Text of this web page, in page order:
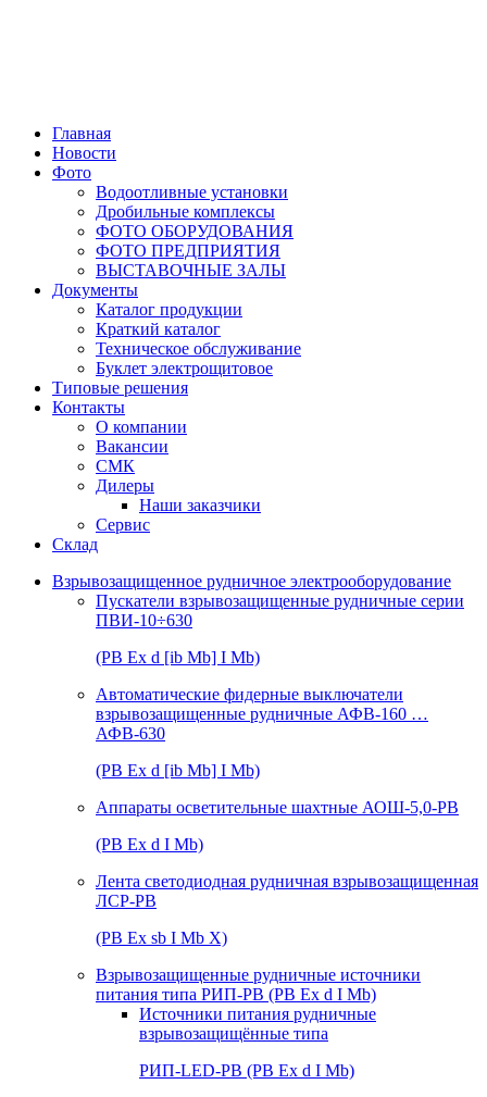
Главная
Новости
Фото
Водоотливные установки
Дробильные комплексы
ФОТО ОБОРУДОВАНИЯ
ФОТО ПРЕДПРИЯТИЯ
ВЫСТАВОЧНЫЕ ЗАЛЫ
Документы
Каталог продукции
Краткий каталог
Техническое обслуживание
Буклет электрощитовое
Типовые решения
Контакты
О компании
Вакансии
СМК
Дилеры
Наши заказчики
Сервис
Склад
Взрывозащищенное рудничное электрооборудование
Пускатели взрывозащищенные рудничные серии
ПВИ-10÷630
(РВ Ex d [ib Mb] I Mb)
Автоматические фидерные выключатели
взрывозащищенные рудничные АФВ-160 …
АФВ-630
(РВ Ex d [ib Mb] I Mb)
Аппараты осветительные шахтные АОШ-5,0-РВ
(РВ Ex d I Mb)
Лента светодиодная рудничная взрывозащищенная
ЛСР-РВ
(РВ Ex sb I Mb Х)
Взрывозащищенные рудничные источники
питания типа РИП-РВ (РВ Ex d I Mb)
Источники питания рудничные
взрывозащищённые типа
РИП-LED-РВ (РВ Ex d I Mb)